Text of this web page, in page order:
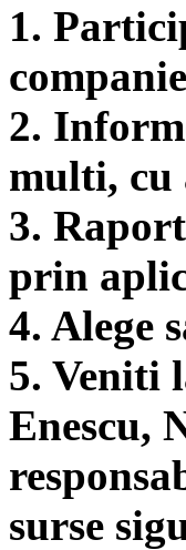
1.
2.
multi, cu
3.
prin
4. Alege
5. Veniti
Enescu,
surse